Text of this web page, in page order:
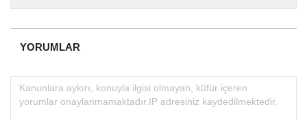
almakta, haber akışı...
YORUMLAR